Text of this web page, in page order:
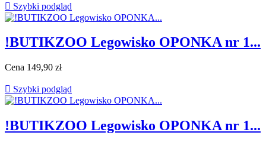
 Szybki podgląd
!BUTIKZOO Legowisko OPONKA nr 1...
Cena 149,90 zł
 Szybki podgląd
!BUTIKZOO Legowisko OPONKA nr 1...